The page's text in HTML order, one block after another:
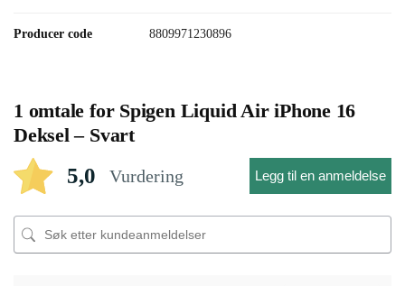
Producer code 8809971230896
1 omtale for Spigen Liquid Air iPhone 16
Deksel – Svart
5,0 Vurdering Legg til en anmeldelse